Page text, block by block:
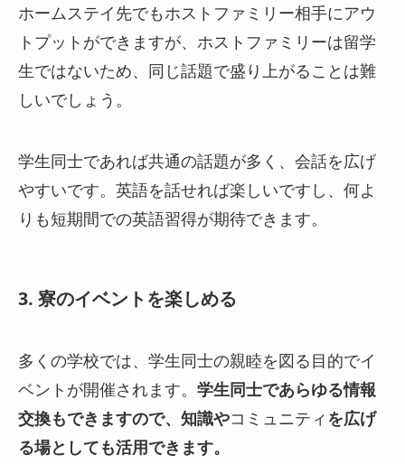
ホームステイ先でもホストファミリー相手にアウ
トプットができますが、ホストファミリーは留学
生ではないため、同じ話題で盛り上がることは難
しいでしょう。
学生同士であれば共通の話題が多く、会話を広げ
やすいです。英語を話せれば楽しいですし、何よ
りも短期間での英語習得が期待できます。
3. 寮のイベントを楽しめる
多くの学校では、学生同士の親睦を図る目的でイ
ベントが開催されます。 学生同士であらゆる情報
交換もできますので、知識やコミュニティ を広げ
る場としても活用できます。